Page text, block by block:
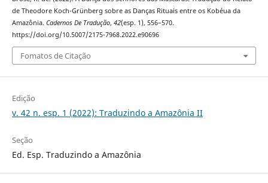
de Theodore Koch-Grünberg sobre as Danças Rituais entre os Kobéua da
Amazônia. Cadernos De Tradução, 42(esp. 1), 556–570.
https://doi.org/10.5007/2175-7968.2022.e90696
Fomatos de Citação
Edição
v. 42 n. esp. 1 (2022): Traduzindo a Amazônia II
Seção
Ed. Esp. Traduzindo a Amazônia